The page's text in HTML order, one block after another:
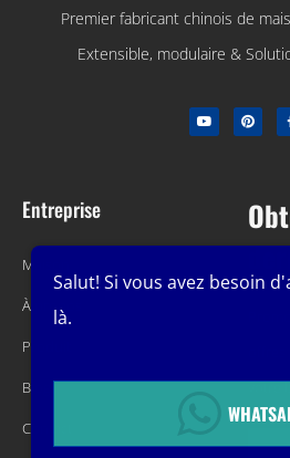
Premier fabricant chinois de
Extensible, modulaire &
Entreprise
Maison
À propos
Produit
Blog
Contact
votre
Salut! Si vous avez besoin
là.